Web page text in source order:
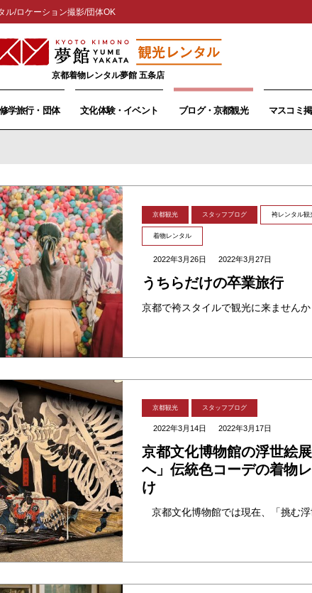
ル/ロケーション撮影/団体OK
京都着物レンタル夢館 五条店
修学旅行・団体 文化体験・イベント ブログ・京都観光 マスコミ
京都観光 スタッフブログ 袴レンタル観
着物レンタル
2022年3月26日 2022年3月27日
うちらだけの卒業旅行
京都観光 スタッフブログ
2022年3月14日 2022年3月17日
京都文化博物館の浮世絵
へ」伝統色コーデの着物
け